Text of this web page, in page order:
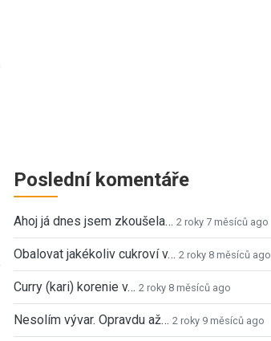
Poslední komentáře
Ahoj já dnes jsem zkoušela… 2 roky 7 měsíců ago
Obalovat jakékoliv cukroví v… 2 roky 8 měsíců ago
Curry (kari) korenie v… 2 roky 8 měsíců ago
Nesolím vývar. Opravdu až… 2 roky 9 měsíců ago